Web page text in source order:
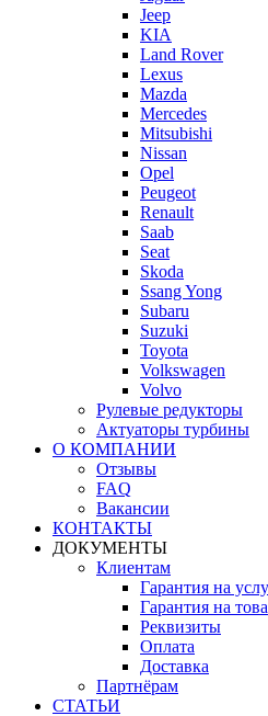
Jeep
KIA
Land Rover
Lexus
Mazda
Mercedes
Mitsubishi
Nissan
Opel
Peugeot
Renault
Saab
Seat
Skoda
Ssang Yong
Subaru
Suzuki
Toyota
Volkswagen
Volvo
Рулевые редукторы
Актуаторы турбины
О КОМПАНИИ
Отзывы
FAQ
Вакансии
КОНТАКТЫ
ДОКУМЕНТЫ
Клиентам
Гарантия на
Гарантия на
Реквизиты
Оплата
Доставка
Партнёрам
СТАТЬИ